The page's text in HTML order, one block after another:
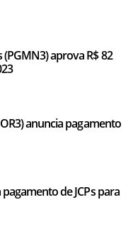
aprova R$ 82
anuncia pagamento
de JCPs para